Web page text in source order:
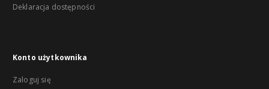
Deklaracja dostępności
Konto użytkownika
Zaloguj się